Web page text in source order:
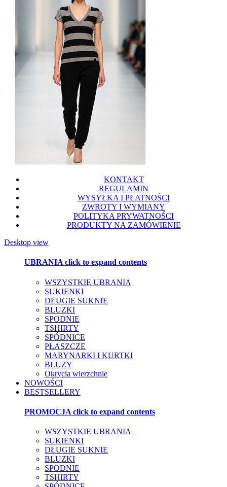
KONTAKT
REGULAMIN
WYSYŁKA I PŁATNOŚCI
ZWROTY I WYMIANY
POLITYKA PRYWATNOŚCI
PRODUKTY NA ZAMÓWIENIE
Desktop view
UBRANIAclick to expand contents
WSZYSTKIE UBRANIA
SUKIENKI
DŁUGIE SUKNIE
BLUZKI
SPODNIE
TSHIRTY
SPÓDNICE
PŁASZCZE
MARYNARKI I KURTKI
BLUZY
Okrycia wierzchnie
NOWOŚCI
BESTSELLERY
PROMOCJA click to expand contents
WSZYSTKIE UBRANIA
SUKIENKI
DŁUGIE SUKNIE
BLUZKI
SPODNIE
TSHIRTY